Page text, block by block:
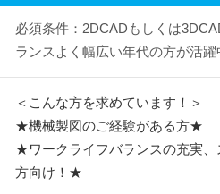
必須条件：2DCADもしくは
ランスよく幅広い年代の方が活躍
＜こんな方を求めています！＞
★機械製図のご経験がある方★
★ワークライフバランスの充実、
方向け！★